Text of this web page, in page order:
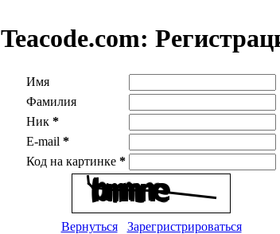
Teacode.com:
Имя
Фамилия
Ник *
E-mail *
Код на картинке *
Вернуться Зарегристрироваться